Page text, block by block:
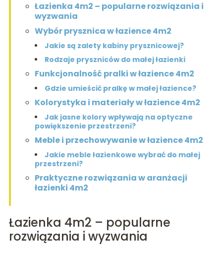
Łazienka 4m2 – popularne rozwiązania i
wyzwania
Wybór prysznica w łazience 4m2
Jakie są zalety kabiny prysznicowej?
Rodzaje pryszniców do małej łazienki
Funkcjonalność pralki w łazience 4m2
Gdzie umieścić pralkę w małej łazience?
Kolorystyka i materiały w łazience 4m2
Jak jasne kolory wpływają na optyczne
powiększenie przestrzeni?
Meble i przechowywanie w łazience 4m2
Jakie meble łazienkowe wybrać do małej
przestrzeni?
Praktyczne rozwiązania w aranżacji
łazienki 4m2
Łazienka 4m2 – popularne
rozwiązania i wyzwania